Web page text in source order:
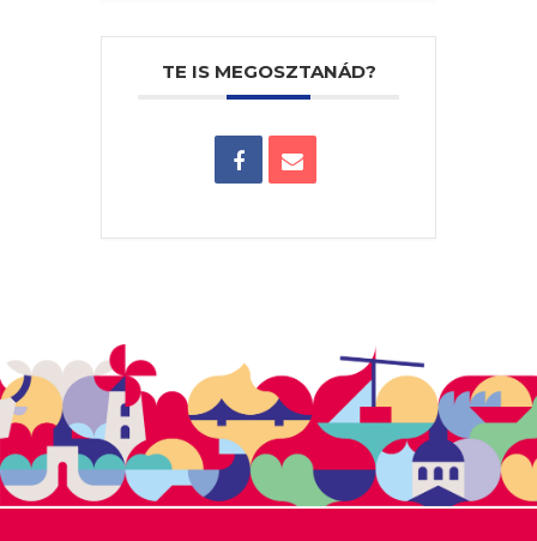
TE IS MEGOSZTANÁD?